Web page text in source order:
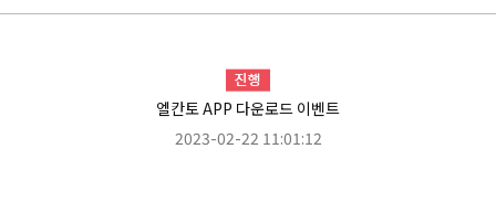
엘칸토 APP 다운로드 이벤트
2023-02-22 11:01:12